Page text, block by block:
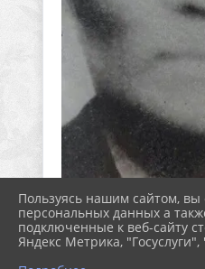
Пользуясь нашим сайтом, вы
персональных данных а
подключенные к веб-сайту
Яндекс Метрика,